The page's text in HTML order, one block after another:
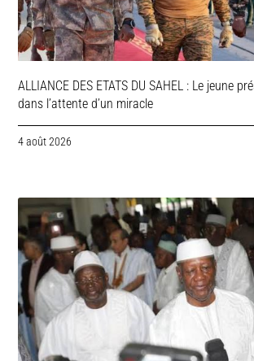
ALLIANCE DES ETATS DU SAHEL : Le jeune
dans l’attente d’un miracle
4 août 2026